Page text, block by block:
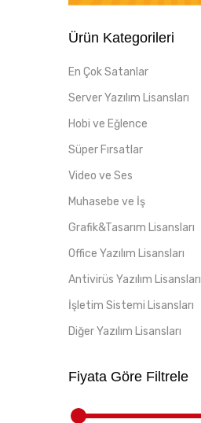
Ürün Kategorileri
En Çok Satanlar
Server Yazılım Lisansları
Hobi ve Eğlence
Süper Fırsatlar
Video ve Ses
Muhasebe ve İş
Grafik&Tasarım Lisansları
Office Yazılım Lisansları
Antivirüs Yazılım Lisansları
İşletim Sistemi Lisansları
Diğer Yazılım Lisansları
Fiyata Göre Filtrele